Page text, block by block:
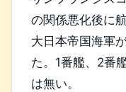
の関係悪化後に
大日本帝国海軍
た。1番艦、2番
は無い。